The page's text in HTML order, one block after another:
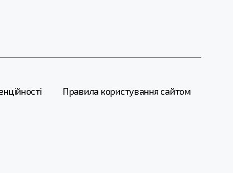
Правила користування сайтом